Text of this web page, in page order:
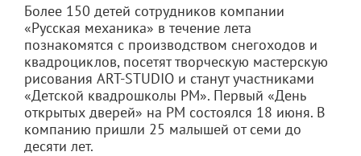
Более 150 детей сотрудников компании
«Русская механика» в течение лета
познакомятся с производством снегоходов и
квадроциклов, посетят творческую мастерскую
рисования ART-STUDIO и станут участниками
«Детской квадрошколы РМ». Первый «День
открытых дверей» на РМ состоялся 18 июня. В
компанию пришли 25 малышей от семи до
десяти лет.